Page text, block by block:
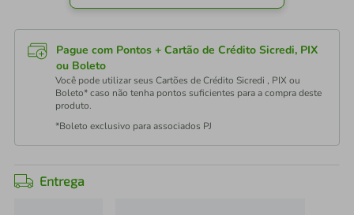
Pague com Pontos + Cartão de Crédito Sicredi, PIX
ou Boleto
Você pode utilizar seus Cartões de Crédito Sicredi , PIX ou
Boleto* caso não tenha pontos suficientes para a compra deste
produto.
*Boleto exclusivo para associados PJ
Entrega